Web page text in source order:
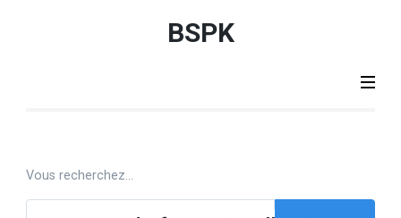
BSPK
Résultat
de
Vous recherchez...